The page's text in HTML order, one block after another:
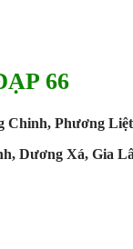
66
Chinh, Phương
Dương Xá, Gia